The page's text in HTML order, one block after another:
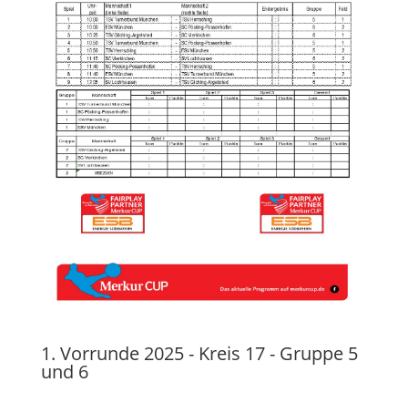
1. Vorrunde 2025 - Kreis 17 - Gruppe 5
und 6